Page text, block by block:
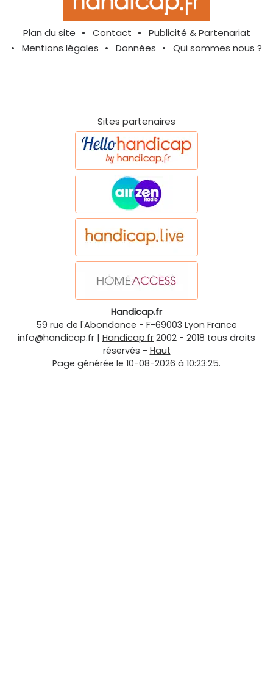
Plan du site Contact
Publicité & Partenariat
Mentions légales
Données Qui sommes nous ?
Sites partenaires
Handicap.fr
59 rue de l'Abondance - F-69003 Lyon France
info@handicap.fr | Handicap.fr 2002 - 2018 tous droits
réservés - Haut
Page générée le 10-08-2026 à 10:23:25.